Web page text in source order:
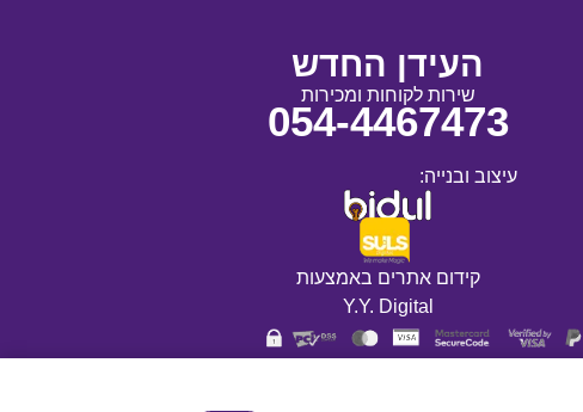
העידן החדש
שירות לקוחות ומכירות
054-4467473
עיצוב ובנייה:
קידום אתרים באמצעות
Y.Y. Digital